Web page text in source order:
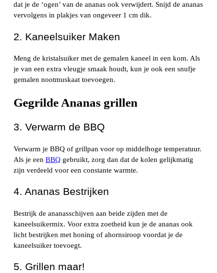
dat je de ‘ogen’ van de ananas ook verwijdert. Snijd de ananas
vervolgens in plakjes van ongeveer 1 cm dik.
2. Kaneelsuiker Maken
Meng de kristalsuiker met de gemalen kaneel in een kom. Als
je van een extra vleugje smaak houdt, kun je ook een snufje
gemalen nootmuskaat toevoegen.
Gegrilde Ananas grillen
3. Verwarm de BBQ
Verwarm je BBQ of grillpan voor op middelhoge temperatuur.
Als je een BBQ gebruikt, zorg dan dat de kolen gelijkmatig
zijn verdeeld voor een constante warmte.
4. Ananas Bestrijken
Bestrijk de ananasschijven aan beide zijden met de
kaneelsuikermix. Voor extra zoetheid kun je de ananas ook
licht bestrijken met honing of ahornsiroop voordat je de
kaneelsuiker toevoegt.
5. Grillen maar!